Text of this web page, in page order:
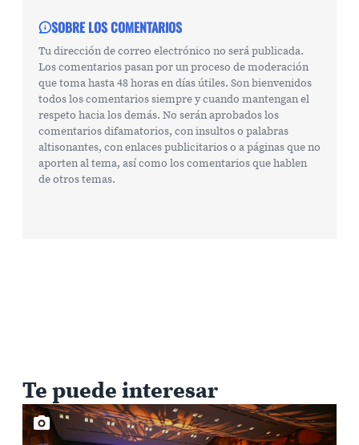
SOBRE LOS COMENTARIOS
Tu dirección de correo electrónico no será publicada.
Los comentarios pasan por un proceso de moderación
que toma hasta 48 horas en días útiles. Son bienvenidos
todos los comentarios siempre y cuando mantengan el
respeto hacia los demás. No serán aprobados los
comentarios difamatorios, con insultos o palabras
altisonantes, con enlaces publicitarios o a páginas que no
aporten al tema, así como los comentarios que hablen
de otros temas.
Te puede interesar